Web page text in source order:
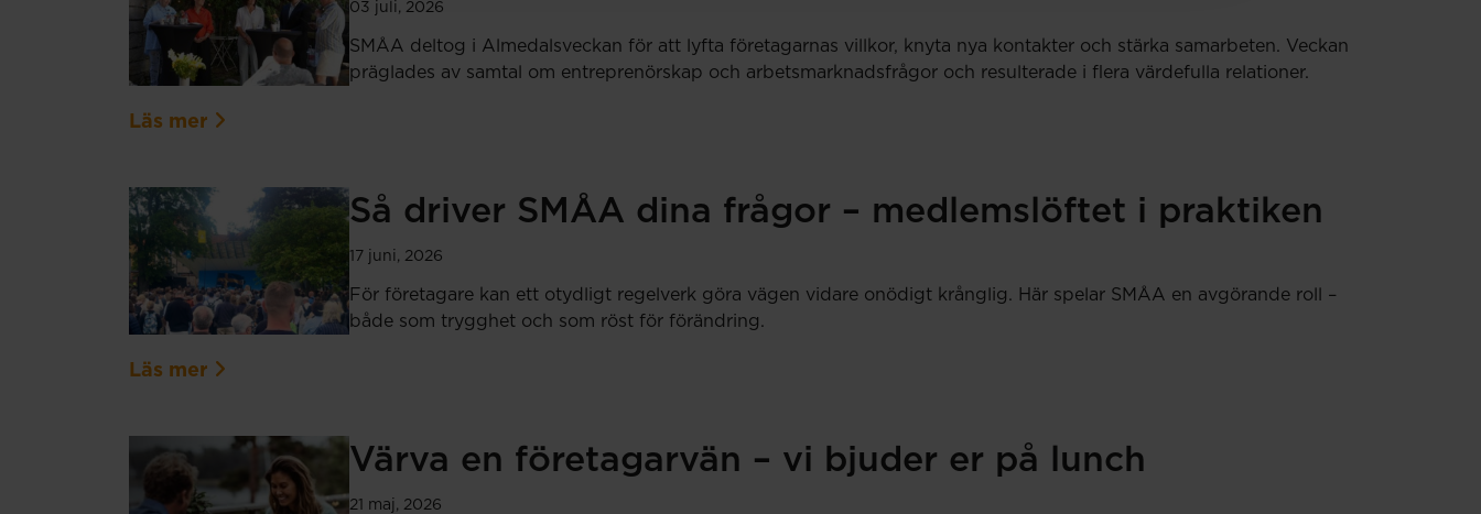
03 juli, 2026
SMÅA deltog i Almedalsveckan för att lyfta företagarnas villkor, knyta nya kontakter och stärka samarbeten. Veckan
präglades av samtal om entreprenörskap och arbetsmarknadsfrågor och resulterade i flera värdefulla relationer.
Läs mer
Så driver SMÅA dina frågor – medlemslöftet i praktiken
17 juni, 2026
För företagare kan ett otydligt regelverk göra vägen vidare onödigt krånglig. Här spelar SMÅA en avgörande roll –
både som trygghet och som röst för förändring.
Läs mer
Värva en företagarvän – vi bjuder er på lunch
21 maj, 2026